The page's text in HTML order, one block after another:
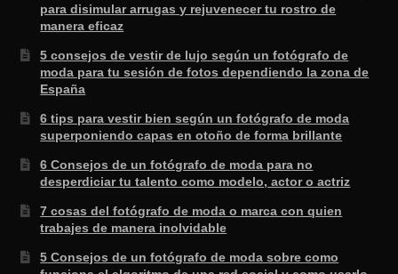
para disimular arrugas y rejuvenecer tu rostro de
manera eficaz
5 consejos de vestir de lujo según un fotógrafo de
moda para tu sesión de fotos dependiendo la zona de
España
6 tips para vestir bien según un fotógrafo de moda
superponiendo capas en otoño de forma brillante
6 Consejos de un fotógrafo de moda para no
desperdiciar tu talento como modelo, actor o actriz
7 cosas del fotógrafo de moda o marca con quien
trabajes de manera inolvidable
5 Consejos de un fotógrafo de moda sobre como